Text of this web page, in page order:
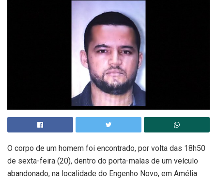
O corpo de um homem foi encontrado, por volta das 18h50
de sexta-feira (20), dentro do porta-malas de um veículo
abandonado, na localidade do Engenho Novo, em Amélia